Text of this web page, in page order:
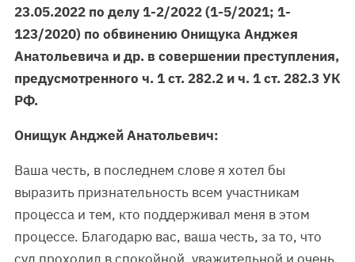
23.05.2022 по делу 1-2/2022 (1-5/2021; 1-
123/2020) по обвинению Онищука Анджея
Анатольевича и др. в совершении преступления,
предусмотренного ч. 1 ст. 282.2 и ч. 1 ст. 282.3 УК
РФ.
Онищук Анджей Анатольевич:
Ваша честь, в последнем слове я хотел бы
выразить признательность всем участникам
процесса и тем, кто поддерживал меня в этом
процессе. Благодарю вас, ваша честь, за то, что